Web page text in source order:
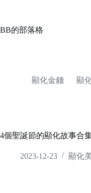
BB的部落格
顯化金錢 顯
4個聖誕節的顯化故事合
2023-12-23 顯化